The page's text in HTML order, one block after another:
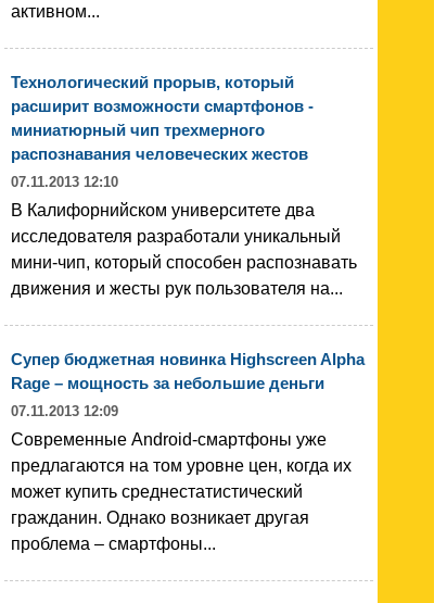
активном...
Технологический прорыв, который
расширит возможности смартфонов -
миниатюрный чип трехмерного
распознавания человеческих жестов
07.11.2013 12:10
В Калифорнийском университете два
исследователя разработали уникальный
мини-чип, который способен распознавать
движения и жесты рук пользователя на...
Супер бюджетная новинка Highscreen Alpha
Rage – мощность за небольшие деньги
07.11.2013 12:09
Современные Android-смартфоны уже
предлагаются на том уровне цен, когда их
может купить среднестатистический
гражданин. Однако возникает другая
проблема – смартфоны...